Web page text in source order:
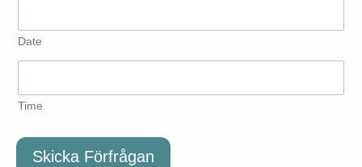
Date
Time
Skicka Förfrågan